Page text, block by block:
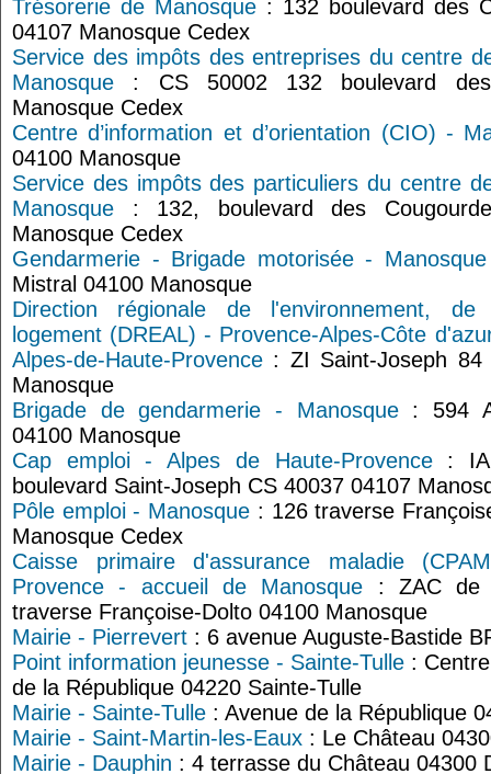
Trésorerie de Manosque : 132 boulevard des
04107 Manosque Cedex
Service des impôts des entreprises du centre
Manosque : CS 50002 132 boulevard des
Manosque Cedex
Centre d’information et d’orientation (CIO) -
04100 Manosque
Service des impôts des particuliers du centre
Manosque : 132, boulevard des
Manosque Cedex
Gendarmerie - Brigade motorisée - Manosque
Mistral 04100 Manosque
Direction régionale de l'environnement,
logement (DREAL) - Provence-Alpes-Côte
Alpes-de-Haute-Provence : ZI Saint-Joseph
Manosque
Brigade de gendarmerie - Manosque: 594
04100 Manosque
Cap emploi - Alpes de Haute-Provence:
boulevard Saint-Joseph CS 40037 04107
Pôle emploi - Manosque : 126 traverse
Manosque Cedex
Caisse primaire d'assurance maladie
Provence - accueil de Manosque : ZAC de
traverse Françoise-Dolto 04100 Manosque
Mairie - Pierrevert : 6 avenue Auguste-Bastide
Point information jeunesse - Sainte-Tulle :
de la République 04220 Sainte-Tulle
Mairie - Sainte-Tulle : Avenue de la République
Mairie - Saint-Martin-les-Eaux : Le Château
Mairie - Dauphin : 4 terrasse du Château 04300